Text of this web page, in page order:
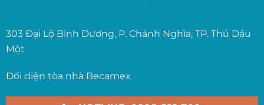
303 Đại Lộ Bình Dương, P. Chánh Nghĩa, TP. Thủ Dầu
Một
Đối diện tòa nhà Becamex